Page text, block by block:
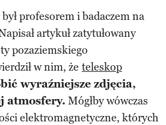
profesorem i badaczem na
artykuł zatytułowany
pozaziemskiego
w nim, że teleskop
wyraźniejsze zdjęcia,
atmosfery. Mógłby wówczas
elektromagnetyczne, których